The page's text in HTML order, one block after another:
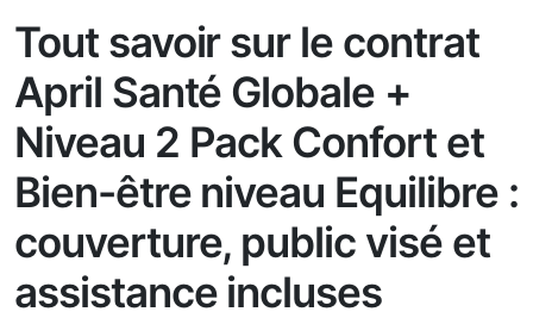
Tout savoir sur le contrat
April Santé Globale +
Niveau 2 Pack Confort et
Bien-être niveau Equilibre :
couverture, public visé et
assistance incluses